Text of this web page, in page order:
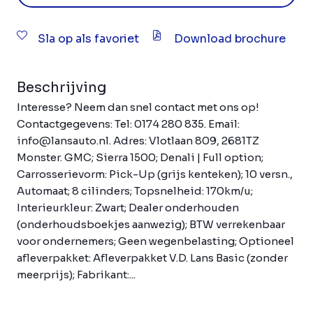
Sla op als favoriet Download brochure
Beschrijving
Interesse? Neem dan snel contact met ons op!
Contactgegevens: Tel: 0174 280 835. Email:
info@lansauto.nl. Adres: Vlotlaan 809, 2681TZ
Monster. GMC; Sierra 1500; Denali | Full option;
Carrosserievorm: Pick-Up (grijs kenteken); 10 versn.,
Automaat; 8 cilinders; Topsnelheid: 170km/u;
Interieurkleur: Zwart; Dealer onderhouden
(onderhoudsboekjes aanwezig); BTW verrekenbaar
voor ondernemers; Geen wegenbelasting; Optioneel
afleverpakket: Afleverpakket V.D. Lans Basic (zonder
meerprijs); Fabrikant:...